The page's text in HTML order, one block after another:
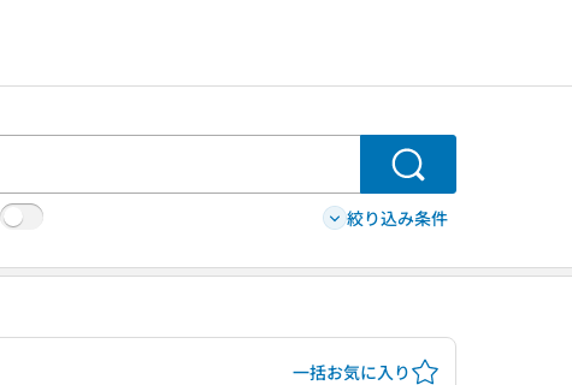
検索
絞り込み条件
一括お気に入り